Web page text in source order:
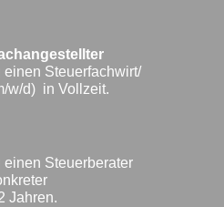
Steuerfachwirt/
w/d) in Vollzeit.
Steuerberater
Jahren.